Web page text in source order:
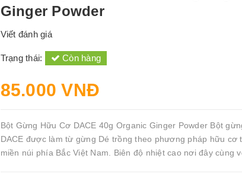
Ginger Powder
Viết đánh giá
Trạng thái: Còn hàng
85.000 VNĐ
Bột Gừng Hữu Cơ DACE 40g Organic Ginger Powder Bột
DACE được làm từ gừng Dé trồng theo phương pháp hữu cơ
miền núi phía Bắc Việt Nam. Biên độ nhiệt cao nơi đây cùng